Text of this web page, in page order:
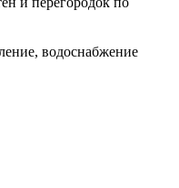
водоснабжение